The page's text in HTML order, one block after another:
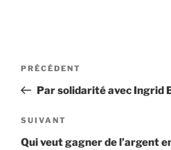
Navigation
l’article
Article
précédent
PRÉCÉDENT
Par solidarité avec Ingrid
Article
suivant
SUIVANT
Qui veut gagner de l’argent